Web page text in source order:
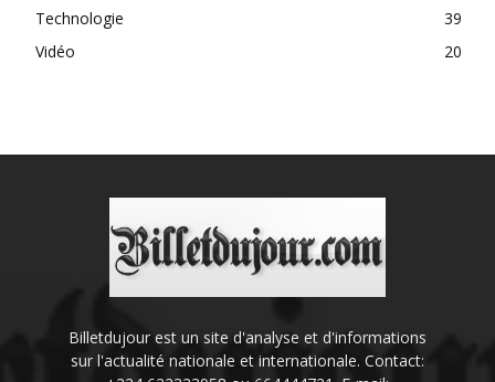
Technologie
39
Vidéo
20
Billetdujour est un site d'analyse et d'informations
sur l'actualité nationale et internationale. Contact: